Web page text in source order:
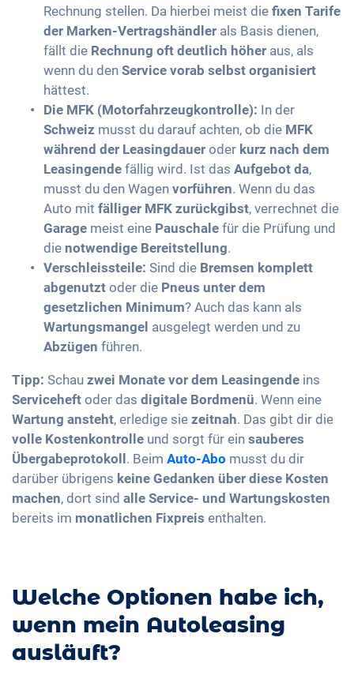
Rechnung stellen. Da hierbei meist die fixen Tarife
der Marken-Vertragshändler als Basis dienen,
fällt die Rechnung oft deutlich höher aus, als
wenn du den Service vorab selbst organisiert
hättest.
Die MFK (Motorfahrzeugkontrolle): In der
Schweiz musst du darauf achten, ob die MFK
während der Leasingdauer oder kurz nach dem
Leasingende fällig wird. Ist das Aufgebot da,
musst du den Wagen vorführen. Wenn du das
Auto mit fälliger MFK zurückgibst, verrechnet die
Garage meist eine Pauschale für die Prüfung und
die notwendige Bereitstellung.
Verschleissteile: Sind die Bremsen komplett
abgenutzt oder die Pneus unter dem
gesetzlichen Minimum? Auch das kann als
Wartungsmangel ausgelegt werden und zu
Abzügen führen.
Tipp: Schau zwei Monate vor dem Leasingende ins
Serviceheft oder das digitale Bordmenü. Wenn eine
Wartung ansteht, erledige sie zeitnah. Das gibt dir die
volle Kostenkontrolle und sorgt für ein sauberes
Übergabeprotokoll. Beim Auto-Abo musst du dir
darüber übrigens keine Gedanken über diese Kosten
machen, dort sind alle Service- und Wartungskosten
bereits im monatlichen Fixpreis enthalten.
Welche Optionen habe ich,
wenn mein Autoleasing
ausläuft?